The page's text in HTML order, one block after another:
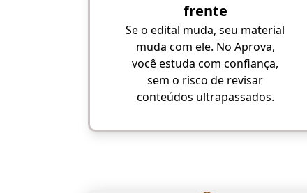
frente
Se o edital muda, seu material
muda com ele. No Aprova,
você estuda com confiança,
sem o risco de revisar
conteúdos ultrapassados.